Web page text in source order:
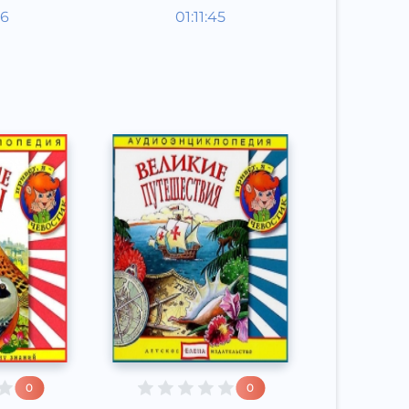
01:11:45
Энциклопедии
0 0